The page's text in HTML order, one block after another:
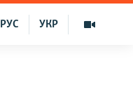
УКР
РУС